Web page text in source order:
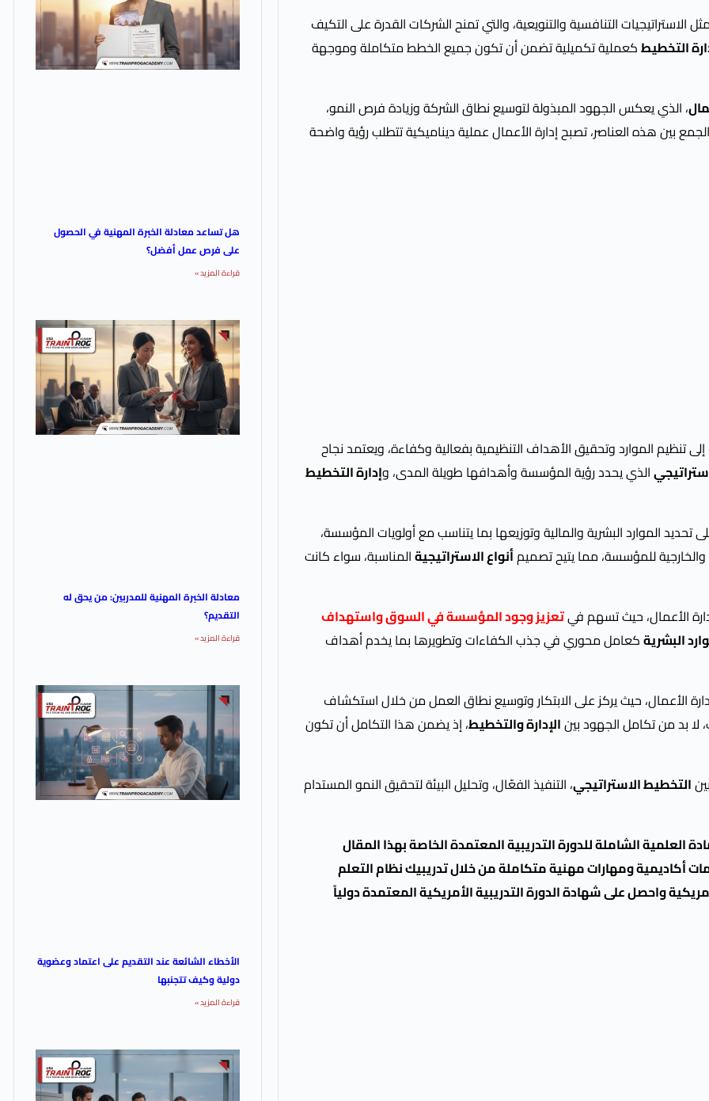
الاستراتيجيات التنافسية والتنويعية، والتي تمنح الشركات القدرة على التكيف
التخطيطكعملية تكميلية تضمن أن تكون جميع الخطط متكاملة وموجهة
، الذي يعكس الجهود المبذولة لتوسيع نطاق الشركة وزيادة فرص النمو،
بين هذه العناصر، تصبح إدارة الأعمال عملية ديناميكية تتطلب رؤية واضحة
الموارد وتحقيق الأهداف التنظيمية بفعالية وكفاءة، ويعتمد نجاح
الذي يحدد رؤية المؤسسة وأهدافها طويلة المدى، وإدارة التخطيط
تحديد الموارد البشرية والمالية وتوزيعها بما يتناسب مع أولويات المؤسسة،
والخارجية للمؤسسة، مما يتيح تصميمأنواع الاستراتيجيةالمناسبة، سواء كانت
الأعمال، حيث تسهم فيتعزيز وجود المؤسسة في السوق واستهداف
البشريةكعامل محوري في جذب الكفاءات وتطويرها بما يخدم أهداف
الأعمال، حيث يركز على الابتكار وتوسيع نطاق العمل من خلال استكشاف
بد من تكامل الجهود بينالإدارة والتخطيط، إذ يضمن هذا التكامل أن تكون
التخطيط الاستراتيجي، التنفيذ الفعّال، وتحليل البيئة لتحقيق النمو المستدام
الشاملة للدورة التدريبية المعتمدة الخاصة بهذا المقال
أكاديمية ومهارات مهنية متكاملة من خلال تدريبيك نظام التعلم
واحصل على شهادة الدورة التدريبية الأمريكية المعتمدة دولياً
هل تساعد معادلة الخبرة المهنية في الحصول
على فرص عمل أفضل؟
قراءة المزيد »
معادلة الخبرة المهنية للمدربين: من يحق له
التقديم؟
قراءة المزيد »
الأخطاء الشائعة عند التقديم على اعتماد وعضوية
دولية وكيف تتجنبها
قراءة المزيد »